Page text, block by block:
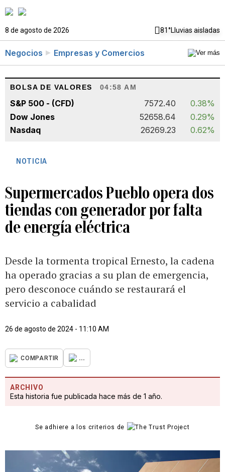
8 de agosto de 2026 81°Lluvias aisladas
Negocios Empresas y Comercios
BOLSA DE VALORES 04:58 AM
S&P 500 - (CFD) 7572.40
0.38%
Dow Jones
52658.64
0.29%
Nasdaq
26269.23 0.62%
NOTICIA
Supermercados Pueblo opera dos
tiendas con generador por falta
de energía eléctrica
Desde la tormenta tropical Ernesto, la cadena
ha operado gracias a su plan de emergencia,
pero desconoce cuándo se restaurará el
servicio a cabalidad
26 de agosto de 2024 - 11:10 AM
COMPARTIR ...
ARCHIVO
Esta historia fue publicada hace más de 1 año.
Se adhiere a los criterios de